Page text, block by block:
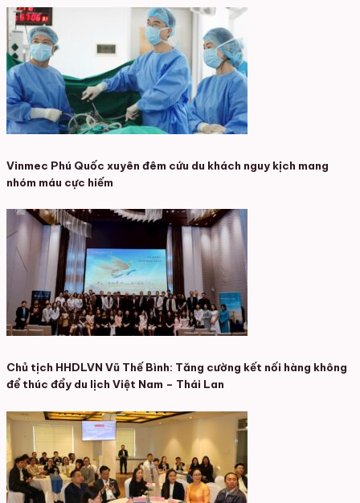
Vinmec Phú Quốc xuyên đêm cứu du khách nguy kịch mang
nhóm máu cực hiếm
Chủ tịch HHDLVN Vũ Thế Bình: Tăng cường kết nối hàng không
để thúc đẩy du lịch Việt Nam – Thái Lan